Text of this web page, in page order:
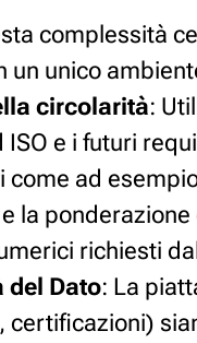
complessità
un unico
circolarità:
e i futuri
come ad
e la
richiesti
del Dato: La
certificazioni)